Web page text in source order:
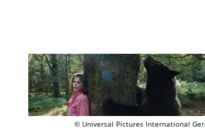
© Universal Pictures International